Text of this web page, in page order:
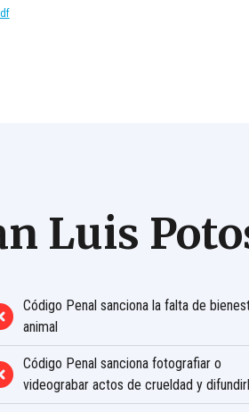
Luis
Código Penal sanciona la falta de
animal
Código Penal sanciona fotografiar o
videograbar actos de crueldad y